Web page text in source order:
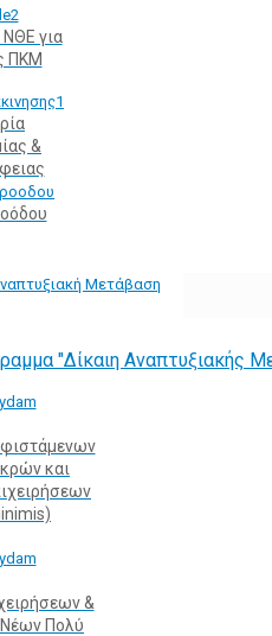
ΝΘΕ για
ΠΚΜ
&
Μετάβαση
"Δίκαιη Αναπτυξιακής
και
&
Πολύ